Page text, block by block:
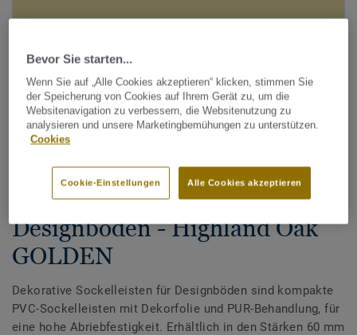
Alle Designs anzeigen (200)
Dekorative Sockelleisten für
Designböden - Highland Oak
GOLDEN
Dekorative Sockelleisten für Designböden sind kompakte
PVC-Sockelleisten mit Dekorfolie und PUR-Behandlung, für
eine hohe Abriebfestigkeit. Erhältlich in den Stärken 60 mm
Bevor Sie starten...
Wenn Sie auf „Alle Cookies akzeptieren“ klicken, stimmen Sie
der Speicherung von Cookies auf Ihrem Gerät zu, um die
Websitenavigation zu verbessern, die Websitenutzung zu
analysieren und unsere Marketingbemühungen zu unterstützen.
Cookies
Alle Cookies akzeptieren
Cookie-Einstellungen